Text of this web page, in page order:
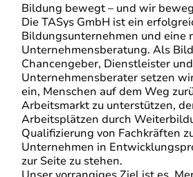
Bildung bewegt – und wir
Die TASys GmbH ist ein
Bildungsunternehmen und eine
Unternehmensberatung. Als
Chancengeber, Dienstleister und
Unternehmensberater setzen
ein, Menschen auf dem Weg
Arbeitsmarkt zu unterstützen,
Arbeitsplätzen durch
Qualifizierung von Fachkräften
Unternehmen in
zur Seite zu stehen.